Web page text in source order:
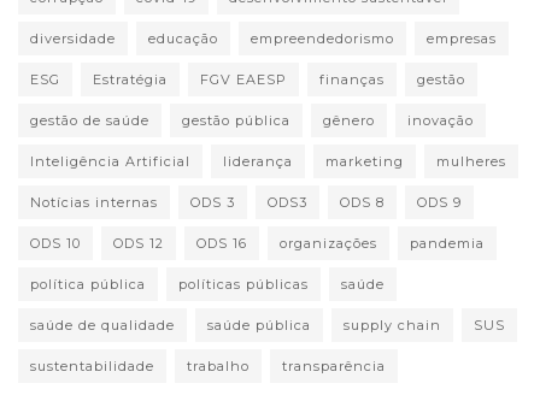
diversidade educação empreendedorismo empresas
ESG Estratégia FGV EAESP finanças gestão
gestão de saúde gestão pública gênero inovação
Inteligência Artificial liderança marketing mulheres
Notícias internas ODS 3 ODS3 ODS 8 ODS 9
ODS 10 ODS 12 ODS 16 organizações pandemia
política pública políticas públicas saúde
saúde de qualidade saúde pública supply chain SUS
sustentabilidade trabalho transparência